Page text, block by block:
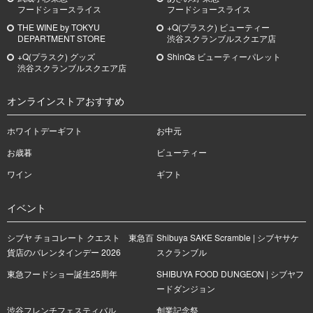
フードショースライス
フードショースライス
THE WINE by TOKYU
DEPARTMENT STORE
+Q(プラスク) ビューティー
渋谷スクランブルスクエア店
+Q(プラスク) グッズ
渋谷スクランブルスクエア店
ShinQs ビューティーパレット
オンラインストアおすすめ
ホワイトデーギフト
お中元
お歳暮
ビューティー
ワイン
ギフト
イベント
シブヤ チョコレート クエスト 東急百
貨店のバレンタインデー 2026
Shibuya SAKE Scramble | シブヤサケ
スクランブル
東急フードショー誕生25周年
SHIBUYA FOOD DUNGEON | シブヤフ
ードダンジョン
渋谷フレンチフェスティバル
創業記念祭